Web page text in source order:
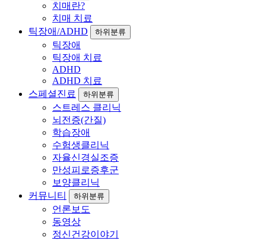
치매란?
치매 치료
틱장애/ADHD
하위분류
틱장애
틱장애 치료
ADHD
ADHD 치료
스페셜진료
하위분류
스트레스 클리닉
뇌전증(간질)
학습장애
수험생클리닉
자율신경실조증
만성피로증후군
보양클리닉
커뮤니티
하위분류
언론보도
동영상
정신건강이야기